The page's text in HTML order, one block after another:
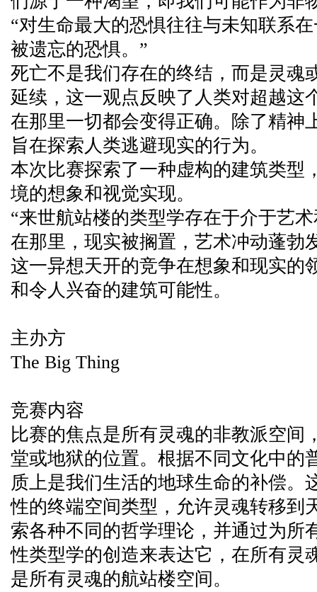
“对生命最大的恐惧往往与未知联系
被遗忘的恐惧。”
死亡不是我们存在的终结，而是灵魂
延续，这一观点反映了人类对超越这
在那里一切都会变得正确。除了精神
旨在探索人类逃避现实的行为。
本次比赛探索了一种虚构的建筑类型
境的想象和视觉实现。
“来世航站楼的类型学存在于介于艺
在那里，现实被搁置，艺术冲动蓬勃
这一异想天开的竞争在想象和现实的
和令人兴奋的建筑可能性。
主办方
The Big Thing
竞赛内容
比赛的焦点是所有灵魂的非教派空间
堂或地狱的位置。根据不同文化中的
质上是我们生活的地球生命的补偿。
性的终端空间类型，允许灵魂转移到
索各种不同的哲学理论，并通过为所
性类型学的创造来表达它，在所有灵
是所有灵魂的航站楼空间。